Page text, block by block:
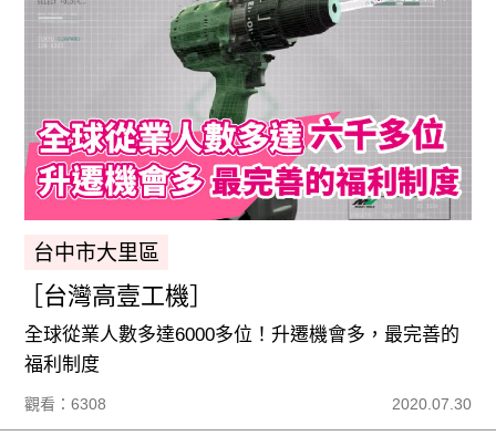
台中市大里區
［台灣高壹工機］
全球從業人數多達6000多位！升遷機會多，最完善的
福利制度
觀看：6308 2020.07.30